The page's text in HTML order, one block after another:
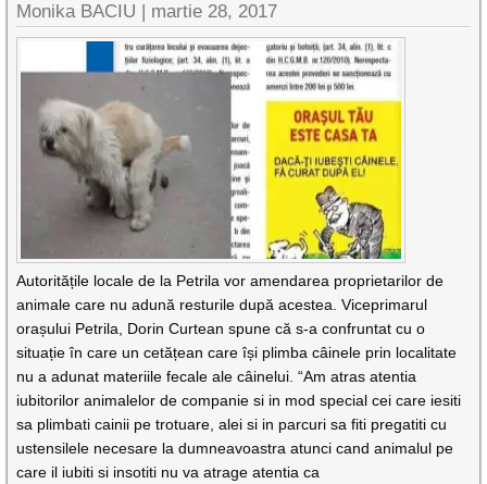
Monika BACIU | martie 28, 2017
Autoritățile locale de la Petrila vor amendarea proprietarilor de
animale care nu adună resturile după acestea. Viceprimarul
orașului Petrila, Dorin Curtean spune că s-a confruntat cu o
situație în care un cetățean care își plimba câinele prin localitate
nu a adunat materiile fecale ale câinelui. “Am atras atentia
iubitorilor animalelor de companie si in mod special cei care iesiti
sa plimbati cainii pe trotuare, alei si in parcuri sa fiti pregatiti cu
ustensilele necesare la dumneavoastra atunci cand animalul pe
care il iubiti si insotiti nu va atrage atentia ca